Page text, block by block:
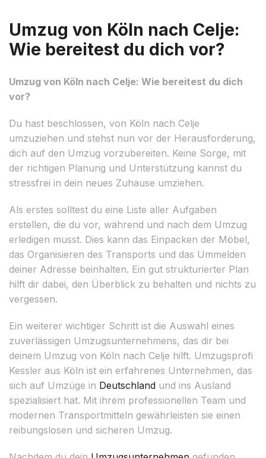
Umzug von Köln nach Celje:
Wie bereitest du dich vor?
Umzug von Köln nach Celje: Wie bereitest du dich
vor?
Du hast beschlossen, von Köln nach Celje
umzuziehen und stehst nun vor der Herausforderung,
dich auf den Umzug vorzubereiten. Keine Sorge, mit
der richtigen Planung und Unterstützung kannst du
stressfrei in dein neues Zuhause umziehen.
Als erstes solltest du eine Liste aller Aufgaben
erstellen, die du vor, während und nach dem Umzug
erledigen musst. Dies kann das Einpacken der Möbel,
das Organisieren des Transports und das Ummelden
deiner Adresse beinhalten. Ein gut strukturierter Plan
hilft dir dabei, den Überblick zu behalten und nichts zu
vergessen.
Ein weiterer wichtiger Schritt ist die Auswahl eines
zuverlässigen Umzugsunternehmens, das dir bei
deinem Umzug von Köln nach Celje hilft. Umzugsprofi
Kessler aus Köln ist ein erfahrenes Unternehmen, das
sich auf Umzüge in Deutschland und ins Ausland
spezialisiert hat. Mit ihrem professionellen Team und
modernen Transportmitteln gewährleisten sie einen
reibungslosen und sicheren Umzug.